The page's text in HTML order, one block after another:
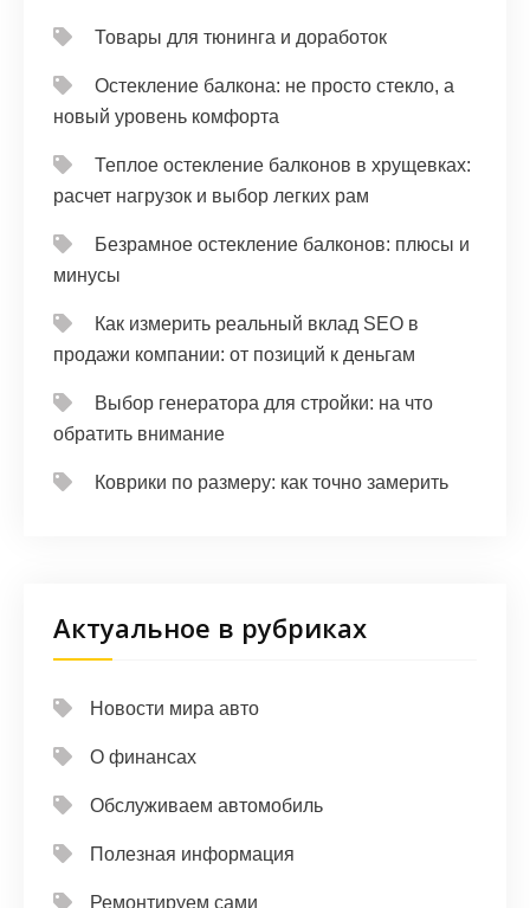
Товары для тюнинга и доработок
Остекление балкона: не просто стекло, а
новый уровень комфорта
Теплое остекление балконов в хрущевках:
расчет нагрузок и выбор легких рам
Безрамное остекление балконов: плюсы и
минусы
Как измерить реальный вклад SEO в
продажи компании: от позиций к деньгам
Выбор генератора для стройки: на что
обратить внимание
Коврики по размеру: как точно замерить
Актуальное в рубриках
Новости мира авто
О финансах
Обслуживаем автомобиль
Полезная информация
Ремонтируем сами